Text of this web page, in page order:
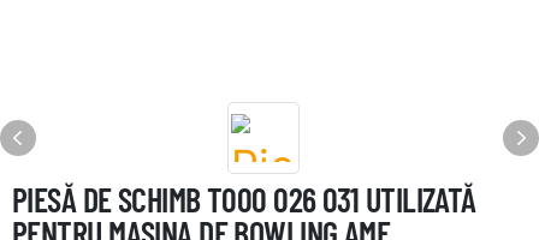
PIESĂ DE SCHIMB T000 026 031 UTILIZATĂ